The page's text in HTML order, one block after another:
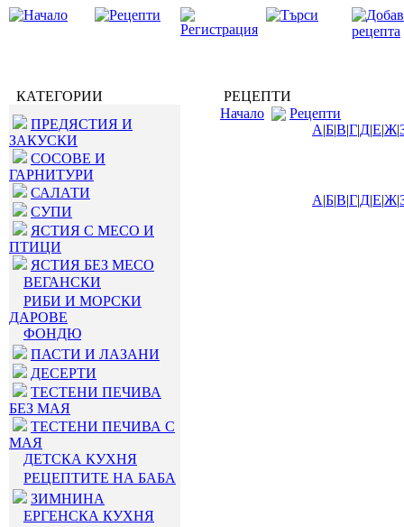
КАТЕГОРИИ
ПРЕДЯСТИЯ И
ЗАКУСКИ
СОСОВЕ И
ГАРНИТУРИ
САЛАТИ
СУПИ
ЯСТИЯ С МЕСО И
ПТИЦИ
ЯСТИЯ БЕЗ МЕСО
ВЕГАНСКИ
РИБИ И МОРСКИ
ДАРОВЕ
ФОНДЮ
ПАСТИ И ЛАЗАНИ
ДЕСЕРТИ
ТЕСТЕНИ ПЕЧИВА
БЕЗ МАЯ
ТЕСТЕНИ ПЕЧИВА С
МАЯ
ДЕТСКА КУХНЯ
РЕЦЕПТИТЕ НА БАБА
ЗИМНИНА
ЕРГЕНСКА КУХНЯ
РЕЦЕПТИ
Начало
Рецепти
А|Б|В|Г|Д|Е|Ж|
А|Б|В|Г|Д|Е|Ж|